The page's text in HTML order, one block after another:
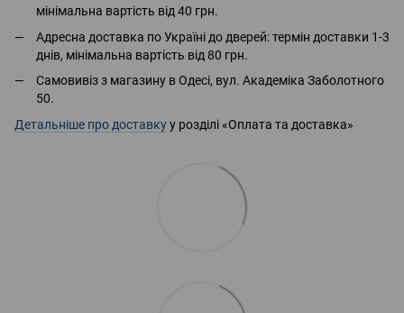
мінімальна вартість від 40 грн.
Адресна доставка по Україні до дверей: термін доставки 1-3
днів, мінімальна вартість від 80 грн.
Самовивіз з магазину в Одесі, вул. Академіка Заболотного
50.
Детальніше про доставкуу розділі «Оплата та доставка»